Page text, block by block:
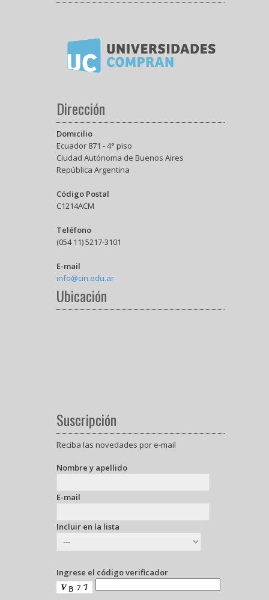
Dirección
Domicilio
Ecuador 871 - 4° piso
Ciudad Autónoma de Buenos Aires
República Argentina
Código Postal
C1214ACM
Teléfono
(054 11) 5217-3101
E-mail
info@cin.edu.ar
Ubicación
Suscripción
Reciba las novedades por e-mail
Nombre y apellido
E-mail
Incluir en la lista
Ingrese el código verificador